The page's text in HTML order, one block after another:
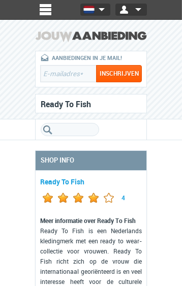
AANBIEDINGEN IN JE MAIL!
Ready To Fish
SHOP INFO
Ready To Fish
4
Meer informatie over Ready To Fish
Ready To Fish is een Nederlands
kledingmerk met een ready to wear-
collectie voor vrouwen. Ready To
Fish richt zich op de vrouw die
internationaal georiënteerd is en veel
interesse heeft voor de culturele